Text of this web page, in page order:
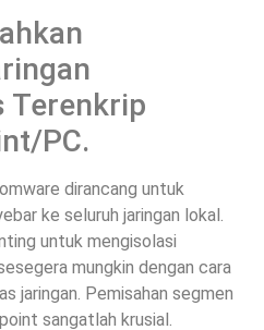
Terenkrip
PC.
dirancang untuk
ke seluruh jaringan lokal.
untuk mengisolasi
mungkin dengan cara
jaringan. Pemisahan segmen
sangatlah krusial.